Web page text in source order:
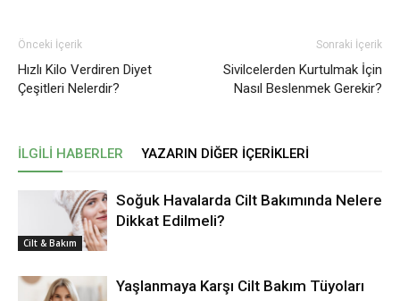
Önceki İçerik
Hızlı Kilo Verdiren Diyet
Çeşitleri Nelerdir?
Sonraki İçerik
Sivilcelerden Kurtulmak İçin
Nasıl Beslenmek Gerekir?
İLGILI HABERLER YAZARIN DIĞER İÇERIKLERI
Cilt & Bakım
Soğuk Havalarda Cilt Bakımında Nelere
Dikkat Edilmeli?
Yaşlanmaya Karşı Cilt Bakım Tüyoları